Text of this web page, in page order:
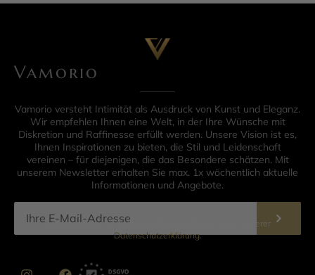
Vamorio
Vamorio versteht Intimität als Ausdruck von Kunst und Eleganz.
Wir empfehlen Ihnen eine Welt, in der Ihre Wünsche mit
Diskretion und Raffinesse erfüllt werden. Unsere Vision ist es,
Ihnen Inspirationen zu bieten, die Stil und Leidenschaft
vereinen – für diejenigen, die das Besondere schätzen. Mit
unserem Newsletter erhalten Sie max. 1x wöchentlich aktuelle
Informationen und Angebote.
Informationen zur Datenverarbeitung finden Sie in unserer
Datenschutzerklärung.